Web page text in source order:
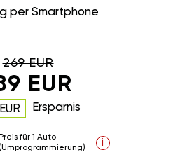
per Smartphone
269 EUR
EUR
Ersparnis
Preis für 1 Auto
(Umprogrammierung)
i